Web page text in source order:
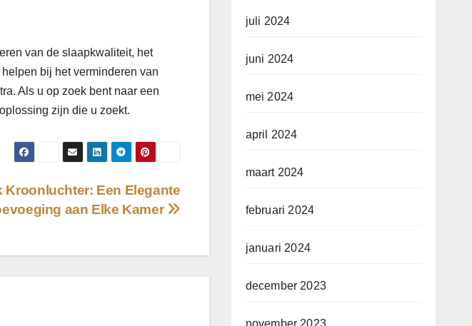
van de slaapkwaliteit, het
bij het verminderen van
Als u op zoek bent naar een
zijn die u zoekt.
Kroonluchter: Een Elegante
aan Elke Kamer
juli 2024
juni 2024
mei 2024
april 2024
maart 2024
februari 2024
januari 2024
december 2023
november 2023